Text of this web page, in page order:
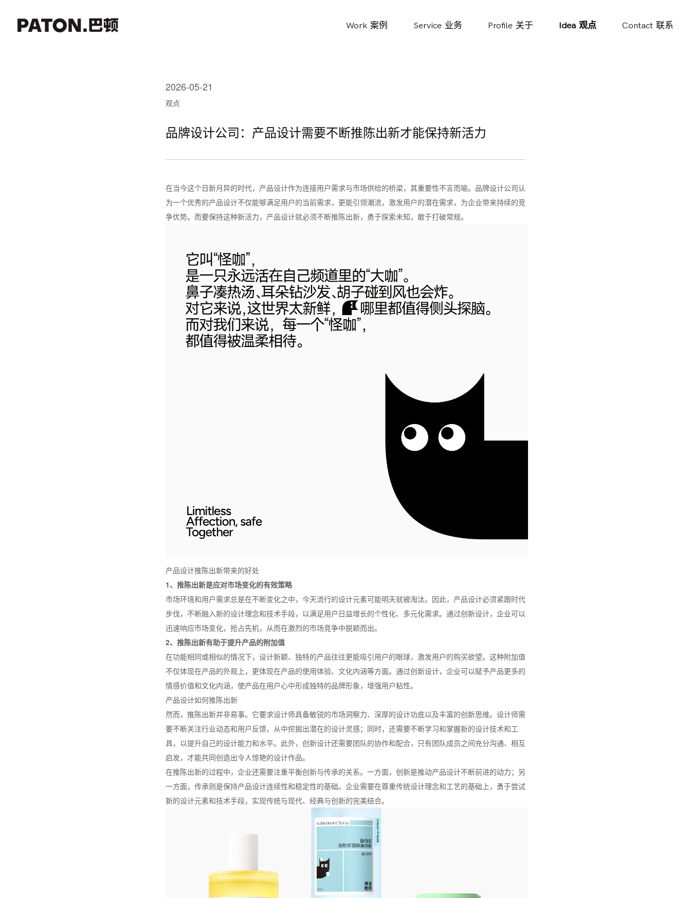
Work 案例 Service 业务 Profile 关于 Idea 观点 Contact 联系
2026-05-21
观点
品牌设计公司：产品设计需要不断推陈出新才能保持新活力
在当今这个日新月异的时代，产品设计作为连接用户需求与市场供给的桥梁，其重要性不言而喻。品牌设计公司认
为一个优秀的产品设计不仅能够满足用户的当前需求，更能引领潮流，激发用户的潜在需求，为企业带来持续的竞
争优势。而要保持这种新活力，产品设计就必须不断推陈出新，勇于探索未知，敢于打破常规。
产品设计推陈出新带来的好处
1、推陈出新是应对市场变化的有效策略
市场环境和用户需求总是在不断变化之中，今天流行的设计元素可能明天就被淘汰。因此，产品设计必须紧跟时代
步伐，不断融入新的设计理念和技术手段，以满足用户日益增长的个性化、多元化需求。通过创新设计，企业可以
迅速响应市场变化，抢占先机，从而在激烈的市场竞争中脱颖而出。
2、推陈出新有助于提升产品的附加值
在功能相同或相似的情况下，设计新颖、独特的产品往往更能吸引用户的眼球，激发用户的购买欲望。这种附加值
不仅体现在产品的外观上，更体现在产品的使用体验、文化内涵等方面。通过创新设计，企业可以赋予产品更多的
情感价值和文化内涵，使产品在用户心中形成独特的品牌形象，增强用户粘性。
产品设计如何推陈出新
然而，推陈出新并非易事。它要求设计师具备敏锐的市场洞察力、深厚的设计功底以及丰富的创新思维。设计师需
要不断关注行业动态和用户反馈，从中挖掘出潜在的设计灵感；同时，还需要不断学习和掌握新的设计技术和工
具，以提升自己的设计能力和水平。此外，创新设计还需要团队的协作和配合，只有团队成员之间充分沟通、相互
启发，才能共同创造出令人惊艳的设计作品。
在推陈出新的过程中，企业还需要注重平衡创新与传承的关系。一方面，创新是推动产品设计不断前进的动力；另
一方面，传承则是保持产品设计连续性和稳定性的基础。企业需要在尊重传统设计理念和工艺的基础上，勇于尝试
新的设计元素和技术手段，实现传统与现代、经典与创新的完美结合。